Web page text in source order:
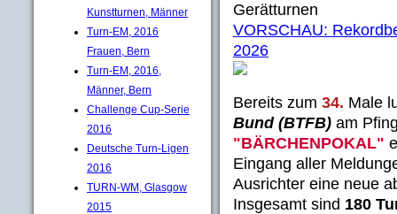
Kunstturnen, Männer
Turn-EM, 2016
Frauen, Bern
Turn-EM, 2016,
Männer, Bern
Challenge Cup-Serie
2016
Deutsche Turn-Ligen
2016
TURN-WM, Glasgow
2015
Gerätturnen
VORSCHAU:
2026
Bereits zum 34. Male
Bund (BTFB) am
"BÄRCHENPOKAL"
Eingang aller
Ausrichter eine neue
Insgesamt sind 180